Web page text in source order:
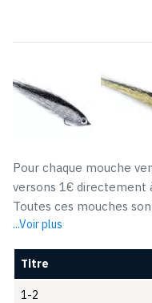
Pour chaque mouche
versons 1€ directement
Toutes ces mouches
...Voir plus
Titre
1-2